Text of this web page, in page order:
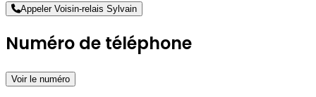
Appeler Voisin-relais Sylvain
Numéro de téléphone
Voir le numéro